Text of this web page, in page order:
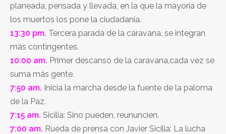
planeada, pensada y llevada, en la que la mayoría de
los muertos los pone la ciudadania.
13:30 pm. Tercera parada de la caravana, se integran
más contingentes.
10:00 am. Primer descanso de la caravana,cada vez se
suma más gente.
7:50 am. Inicia la marcha desde la fuente de la paloma
de la Paz.
7:15 am. Sicilia: Sino pueden, reununcien.
7:00 am. Rueda de prensa con Javier Sicilia: La lucha